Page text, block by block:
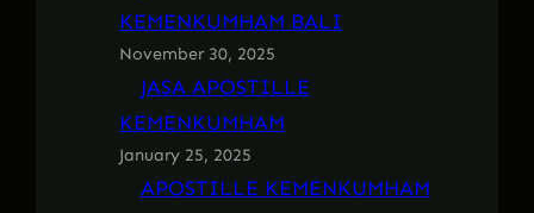
KEMENKUMHAM BALI
November 30, 2025
JASA APOSTILLE
KEMENKUMHAM
January 25, 2025
APOSTILLE KEMENKUMHAM